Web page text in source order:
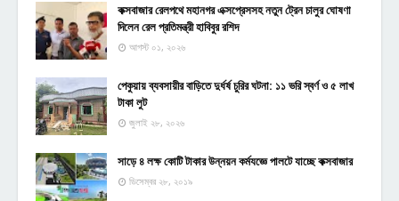
কক্সবাজার রেলপথে মহানগর এক্সপ্রেসসহ নতুন ট্রেন চালুর ঘোষণা
দিলেন রেল প্রতিমন্ত্রী হাবিবুর রশিদ
আগস্ট ০১, ২০২৬
পেকুয়ায় ব্যবসায়ীর বাড়িতে দুর্ধর্ষ চুরির ঘটনা: ১১ ভরি স্বর্ণ ও ৫ লাখ
টাকা লুট
জুলাই ২৮, ২০২৬
সাড়ে ৪ লক্ষ কোটি টাকার উন্নয়ন কর্মযজ্ঞে পালটে যাচ্ছে কক্সবাজার
ডিসেম্বর ২৮, ২০১৯